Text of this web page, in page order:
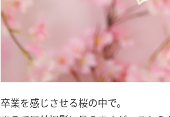
卒業を感じさせる桜の中で。